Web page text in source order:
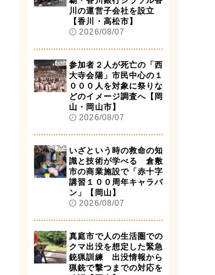
川の運営子会社を設立
【香川・高松市】
2026/08/07
参加者２人が死亡の「西
大寺会陽」市民中心の１
０００人を対象に祭りな
どのイメージ調査へ【岡
山・岡山市】
2026/08/07
いざという時の救命の知
識と技術が学べる 倉敷
市の商業施設で「赤十字
講習１００周年キャラバ
ン」【岡山】
2026/08/07
真庭市で人の生活圏での
クマ出没を想定した緊急
銃猟訓練 出没情報から
猟銃で撃つまでの対応を